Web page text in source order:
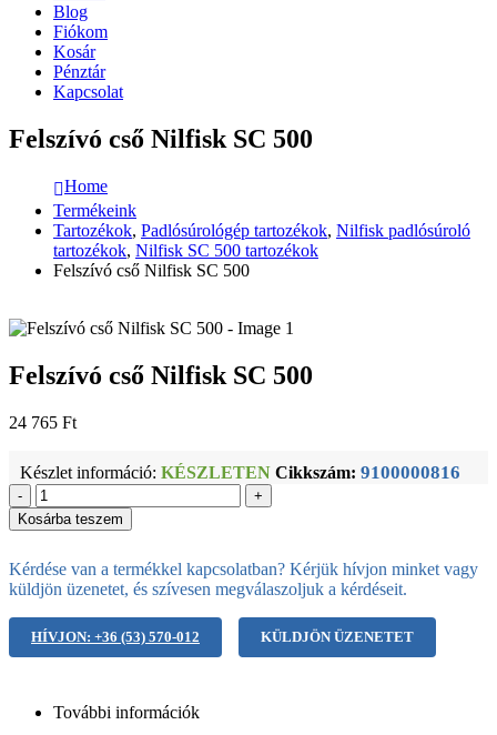
Blog
Fiókom
Kosár
Pénztár
Kapcsolat
Felszívó cső Nilfisk SC 500
Home
Termékeink
Tartozékok, Padlósúrológép tartozékok, Nilfisk padlósúroló
tartozékok, Nilfisk SC 500 tartozékok
Felszívó cső Nilfisk SC 500
Felszívó cső Nilfisk SC 500
24 765 Ft
Készlet információ: KÉSZLETEN Cikkszám: 9100000816
-
+
Kosárba teszem
Kérdése van a termékkel kapcsolatban? Kérjük hívjon minket vagy
küldjön üzenetet, és szívesen megválaszoljuk a kérdéseit.
HÍVJON: +36 (53) 570-012 KÜLDJÖN ÜZENETET
További információk